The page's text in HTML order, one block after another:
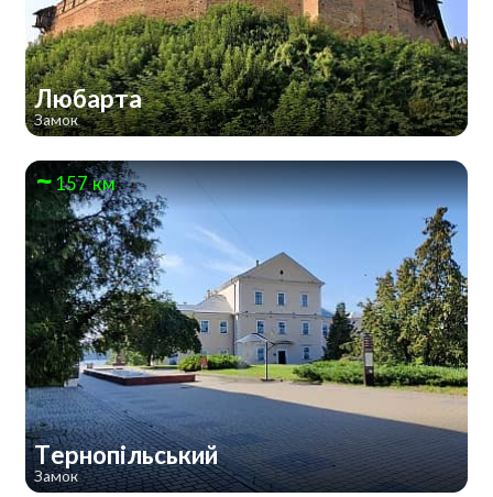
Любарта
Замок
157 км
Тернопільський
Замок